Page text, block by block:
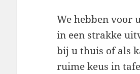
We hebben voor
in een strakke
bij u thuis of als
ruime keus in